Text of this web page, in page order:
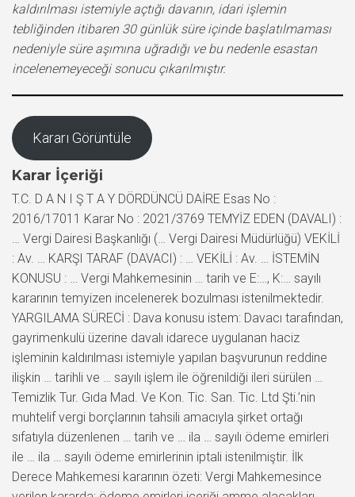
kaldırılması istemiyle açtığı davanın, idari işlemin
tebliğinden itibaren 30 günlük süre içinde başlatılmaması
nedeniyle süre aşımına uğradığı ve bu nedenle esastan
incelenemeyeceği sonucu çıkarılmıştır.
Kararı Görüntüle
Karar İçeriği
T.C. D A N I Ş T A Y DÖRDÜNCÜ DAİRE Esas No :
2016/17011 Karar No : 2021/3769 TEMYİZ EDEN (DAVALI) :
… Vergi Dairesi Başkanlığı (… Vergi Dairesi Müdürlüğü) VEKİLİ
: Av. … KARŞI TARAF (DAVACI) : … VEKİLİ : Av. … İSTEMİN
KONUSU : … Vergi Mahkemesinin … tarih ve E:…, K:… sayılı
kararının temyizen incelenerek bozulması istenilmektedir.
YARGILAMA SÜRECİ : Dava konusu istem: Davacı tarafından,
gayrimenkulü üzerine davalı idarece uygulanan haciz
işleminin kaldırılması istemiyle yapılan başvurunun reddine
ilişkin … tarihli ve … sayılı işlem ile öğrenildiği ileri sürülen …
Temizlik Tur. Gıda Mad. Ve Kon. Tic. San. Tic. Ltd Şti.’nin
muhtelif vergi borçlarının tahsili amacıyla şirket ortağı
sıfatıyla düzenlenen … tarih ve … ila … sayılı ödeme emirleri
ile … ila … sayılı ödeme emirlerinin iptali istenilmiştir. İlk
Derece Mahkemesi kararının özeti: Vergi Mahkemesince